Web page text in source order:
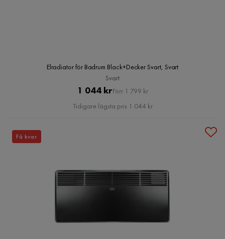
Elradiator för Badrum Black+Decker Svart, Svart
Svart
Pris
1 044 krOriginal
Pris
Förr 1 799 kr
Tidigare lägsta pris 1 044 kr
Få kvar